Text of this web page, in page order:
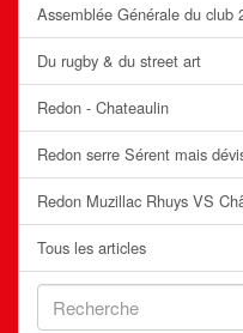
Assemblée Générale du club
Du rugby & du street art
Redon - Chateaulin
Redon serre Sérent mais
Redon Muzillac Rhuys VS
Tous les articles